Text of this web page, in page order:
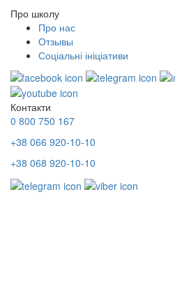
Про школу
Про нас
Отзывы
Соціальні ініціативи
Контакти
0 800 750 167
+38 066 920-10-10
+38 068 920-10-10